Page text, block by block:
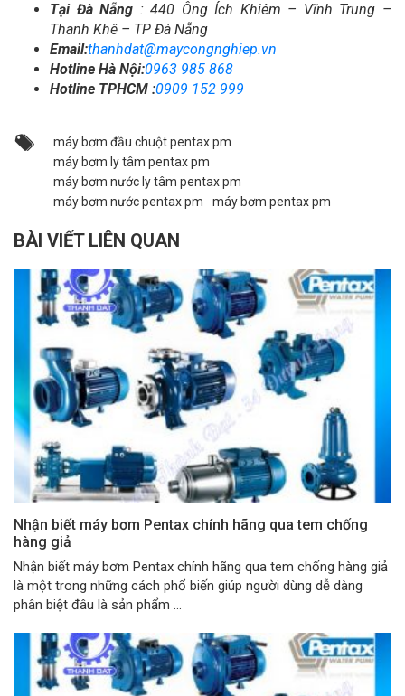
Tại Đà Nẵng : 440 Ông Ích Khiêm – Vĩnh Trung –
Thanh Khê – TP Đà Nẵng
Email:thanhdat@maycongnghiep.vn
Hotline Hà Nội:0963 985 868
Hotline TPHCM :0909 152 999
máy bơm đầu chuột pentax pm
máy bơm ly tâm pentax pm
máy bơm nước ly tâm pentax pm
máy bơm nước pentax pm
máy bơm pentax pm
BÀI VIẾT LIÊN QUAN
Nhận biết máy bơm Pentax chính hãng qua tem chống
hàng giả
Nhận biết máy bơm Pentax chính hãng qua tem chống hàng giả
là một trong những cách phổ biến giúp người dùng dễ dàng
phân biệt đâu là sản phẩm ...